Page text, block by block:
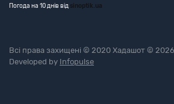
Погода на 10 днів від sinoptik.ua
Всі права захищені © 2020 Хадашот ©
Developed by Infopulse